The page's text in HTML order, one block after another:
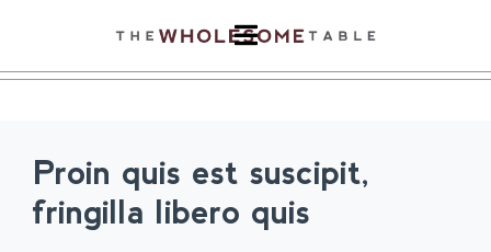
Proin quis est suscipit,
fringilla libero quis